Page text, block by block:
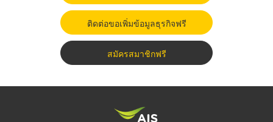
ติดต่อขอเพิ่มข้อมูลธุรกิจฟรี
สมัครสมาชิกฟรี